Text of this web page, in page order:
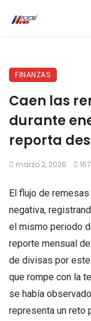
FINANZAS
Caen las
durante
reporta
marzo 2, 2026
El flujo de
negativa,
el mismo periodo
reporte mensual
de divisas por
que rompe con la
se había
representa un reto